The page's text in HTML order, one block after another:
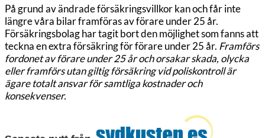
På grund av ändrade försäkringsvillkor kan och får inte
längre våra bilar framföras av förare under 25 år.
Försäkringsbolag har tagit bort den möjlighet som fanns att
teckna en extra försäkring för förare under 25 år. Framförs
fordonet av förare under 25 år och orsakar skada, olycka
eller framförs utan giltig försäkring vid poliskontroll är
ägare totalt ansvar för samtliga kostnader och
konsekvenser.